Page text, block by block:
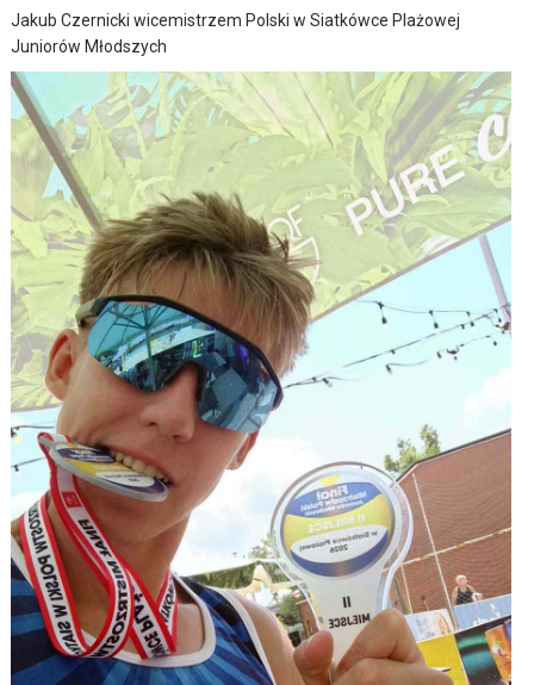
Jakub Czernicki wicemistrzem Polski w Siatkówce Plażowej
Juniorów Młodszych